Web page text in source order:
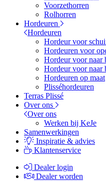
Voorzethorren
Rolhorren
Hordeuren
Hordeuren
Hordeur voor
Hordeuren voor
Hordeur voor naar
Hordeur voor naar
Hordeuren op maat
Plisséhordeuren
Terras Plissé
Over ons
Over ons
Werken bij KeJe
Samenwerkingen
Inspiratie & advies
Klantenservice
Dealer login
Dealer worden